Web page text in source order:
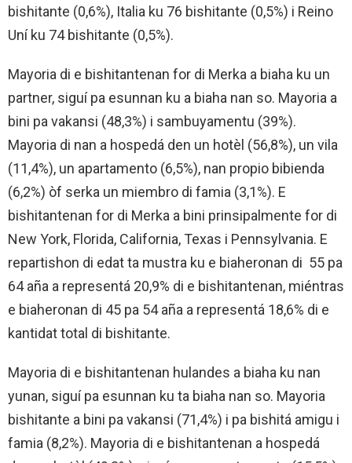
bishitante (0,6%), Italia ku 76 bishitante (0,5%) i Reino
Uní ku 74 bishitante (0,5%).
Mayoria di e bishitantenan for di Merka a biaha ku un
partner, siguí pa esunnan ku a biaha nan so. Mayoria a
bini pa vakansi (48,3%) i sambuyamentu (39%).
Mayoria di nan a hospedá den un hotèl (56,8%), un vila
(11,4%), un apartamento (6,5%), nan propio bibienda
(6,2%) òf serka un miembro di famia (3,1%). E
bishitantenan for di Merka a bini prinsipalmente for di
New York, Florida, California, Texas i Pennsylvania. E
repartishon di edat ta mustra ku e biaheronan di 55 pa
64 aña a representá 20,9% di e bishitantenan, miéntras
e biaheronan di 45 pa 54 aña a representá 18,6% di e
kantidat total di bishitante.
Mayoria di e bishitantenan hulandes a biaha ku nan
yunan, siguí pa esunnan ku ta biaha nan so. Mayoria
bishitante a bini pa vakansi (71,4%) i pa bishitá amigu i
famia (8,2%). Mayoria di e bishitantenan a hospedá